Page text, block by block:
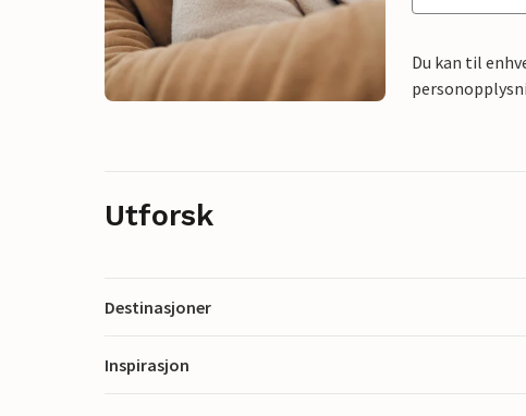
Du kan til
Utforsk
Destinasjoner
Inspirasjon